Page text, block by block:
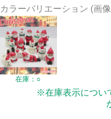
カラーバリエーション (画
在庫：○
※在庫表示につい